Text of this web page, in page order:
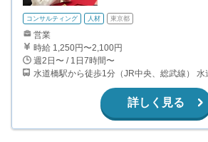
コンサルティング 人材 東京都
営業
時給 1,250円〜2,100円
週2日〜 / 1日7時間〜
詳しく見る